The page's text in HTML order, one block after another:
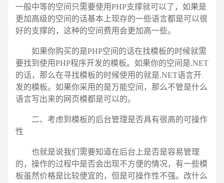
一般中等的空间只需要使用PHP支撑就可以了，如果是
更加高级的空间的话基本上现存的一些语言都是可以很
好的支撑的，这种的空间费用会更加高一些。
如果你购买的是PHP空间的话在找模板的时候就需
要找到使用PHP程序开发的模板。如果你的空间是.NET
的话，那么在寻找模板的时候使用的就是.NET语言开
发的模板。如果你采用的是万能空间，那么不管是什么
语言写出来的网页模都是可以的。
二、考虑到模板的后台管理是否具有很高的可操作
性
也就是说我们需要知道在后台上是否是容易管理
的，操作的过程中是否会出现不方便的情况，有一些模
板虽然价格是比较便宜的，但是可操作性不强。改什么
电话 微信号